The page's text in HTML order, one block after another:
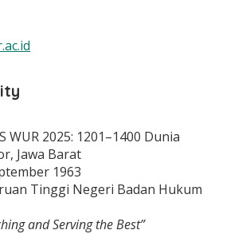
WUR 2025: 1201–1400 Dunia
Jawa Barat
1963
Tinggi Negeri Badan Hukum
and Serving the Best”